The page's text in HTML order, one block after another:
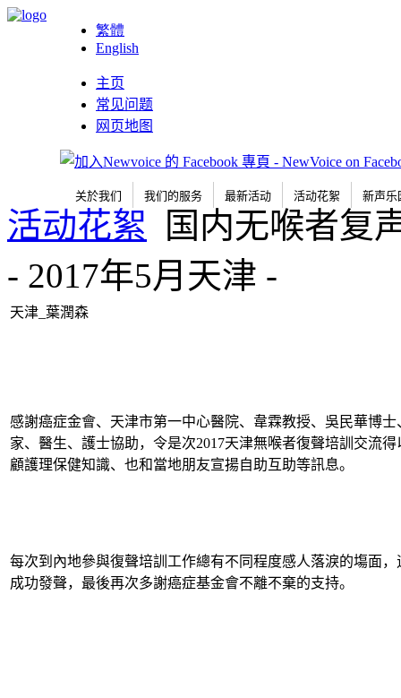
繁體
English
主页
常见问题
网页地图
关於我们 我们的服务 最新活动 活动花絮 新声乐
活动花絮
国内无喉者复
- 2017年5月天津 -
天津_葉潤森
感謝癌症金會、天津市第一中心醫院、韋霖教授、吳民華博
家、醫生、護士協助，令是次2017天津無喉者復聲培訓交流
顧護理保健知識、也和當地朋友宣揚自助互助等訊息。
每次到內地參與復聲培訓工作總有不同程度感人落淚的塲面
成功發聲，最後再次多謝癌症基金會不離不棄的支持。